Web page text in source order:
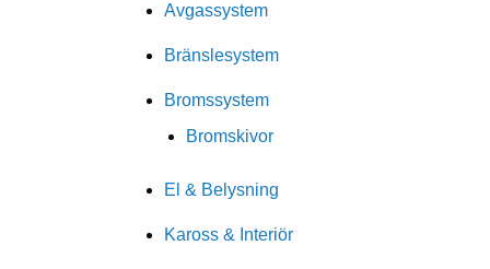
Avgassystem
Bränslesystem
Bromssystem
Bromskivor
El & Belysning
Kaross & Interiör